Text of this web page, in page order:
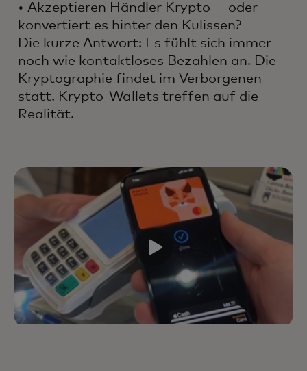
• Akzeptieren Händler Krypto — oder
konvertiert es hinter den Kulissen?
Die kurze Antwort: Es fühlt sich immer
noch wie kontaktloses Bezahlen an. Die
Kryptographie findet im Verborgenen
statt. Krypto-Wallets treffen auf die
Realität.